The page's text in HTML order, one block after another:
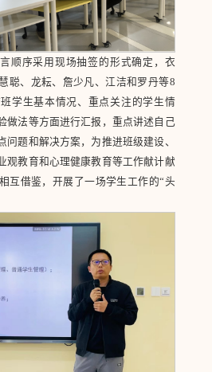
顺序采用现场抽签的形式确定，衣
聪、龙耘、詹少凡、江洁和罗丹等8
学生基本情况、重点关注的学生情
做法等方面进行汇报，重点讲述自己
问题和解决方案，为推进班级建设、
观教育和心理健康教育等工作献计献
互借鉴，开展了一场学生工作的“头